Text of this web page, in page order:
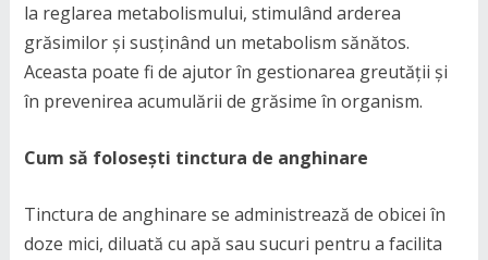
la reglarea metabolismului, stimulând arderea
grăsimilor și susținând un metabolism sănătos.
Aceasta poate fi de ajutor în gestionarea greutății și
în prevenirea acumulării de grăsime în organism.
Cum să folosești tinctura de anghinare
Tinctura de anghinare se administrează de obicei în
doze mici, diluată cu apă sau sucuri pentru a facilita